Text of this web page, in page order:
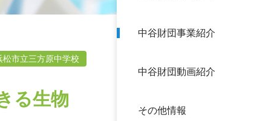
中谷財団事業紹介
中谷財団動画紹介
その他情報
松市立三方原中学校
る生物